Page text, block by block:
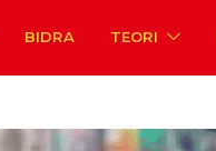
BIDRA TEORI